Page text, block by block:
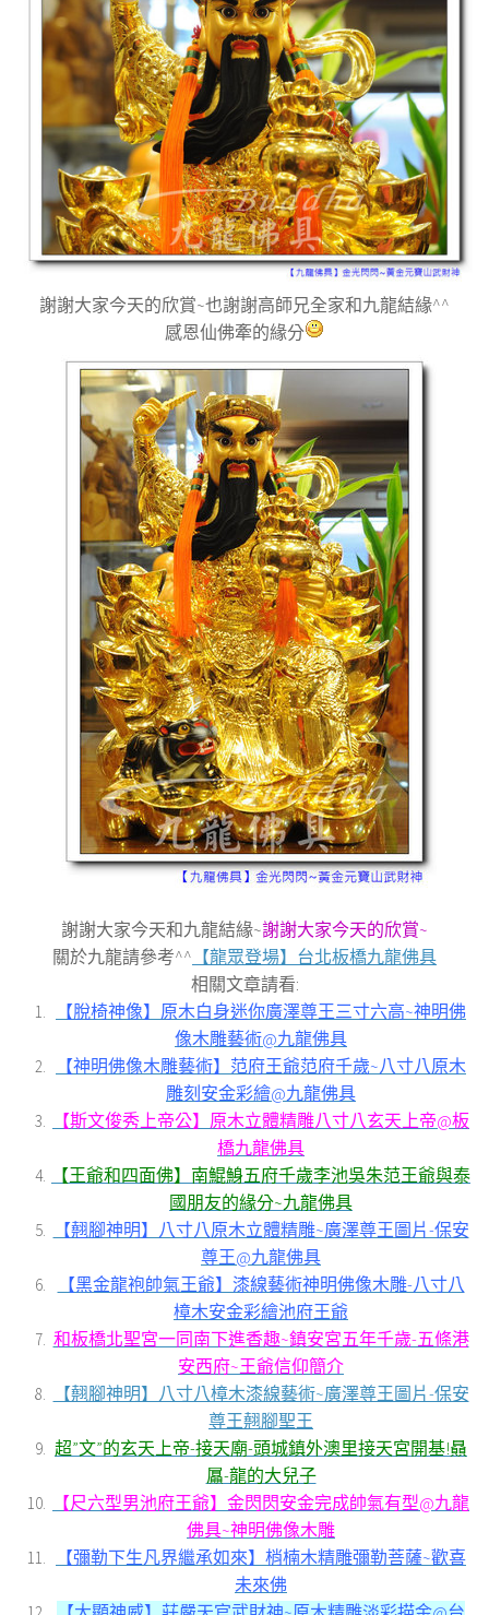
謝謝大家今天的欣賞~也謝謝高師兄全家和九龍結緣^^
感恩仙佛牽的緣分
謝謝大家今天和九龍結緣~謝謝大家今天的欣賞~
關於九龍請參考^^ 【龍眾登場】台北板橋九龍佛具
相關文章請看:
【脫椅神像】原木白身迷你廣澤尊王三寸六高~神明佛
像木雕藝術@九龍佛具
【神明佛像木雕藝術】范府王爺范府千歲~八寸八原木
雕刻安金彩繪@九龍佛具
【斯文俊秀上帝公】原木立體精雕八寸八玄天上帝@板
橋九龍佛具
【王爺和四面佛】南鯤鯓五府千歲李池吳朱范王爺與泰
國朋友的緣分~九龍佛具
【翹腳神明】八寸八原木立體精雕~廣澤尊王圖片-保安
尊王@九龍佛具
【黑金龍袍帥氣王爺】漆線藝術神明佛像木雕-八寸八
樟木安金彩繪池府王爺
和板橋北聖宮一同南下進香趣~鎮安宮五年千歲-五條港
安西府~王爺信仰簡介
【翹腳神明】八寸八樟木漆線藝術~廣澤尊王圖片-保安
尊王翹腳聖王
超”文”的玄天上帝-接天廟-頭城鎮外澳里接天宮開基!贔
屭-龍的大兒子
【尺六型男池府王爺】金閃閃安金完成帥氣有型@九龍
佛具~神明佛像木雕
【彌勒下生凡界繼承如來】梢楠木精雕彌勒菩薩~歡喜
未來佛